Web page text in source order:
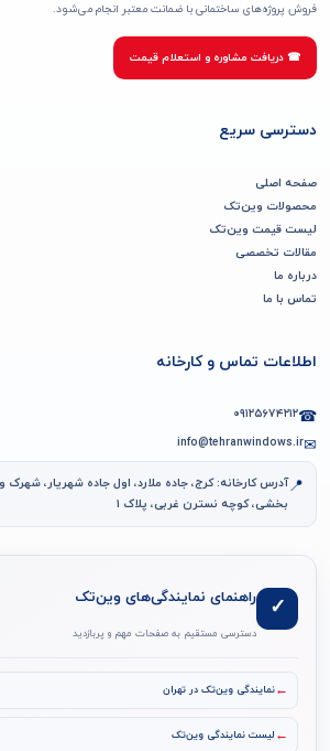
فروش پروژه‌های ساختمانی با ضمانت معتبر انجام می‌شود.
☎ دریافت مشاوره و استعلام قیمت
دسترسی سریع
صفحه اصلی
محصولات وین‌تک
لیست قیمت وین‌تک
مقالات تخصصی
درباره ما
تماس با ما
اطلاعات تماس و کارخانه
☎۰۹۱۲۵۶۷۴۲۱۲
✉
info@tehranwindows.ir
📍آدرس کارخانه: کرج، جاده ملارد، اول جاده شهریار،
بخشی، کوچه نسترن غربی، پلاک ۱
✓ راهنمای نمایندگی‌های وین‌تک
دسترسی مستقیم به صفحات مهم و پربازدید
←نمایندگی وین‌تک در تهران
← لیست نمایندگی وین‌تک